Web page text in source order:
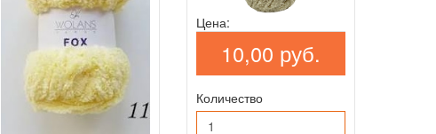
Цена:
10,00 руб.
Количество